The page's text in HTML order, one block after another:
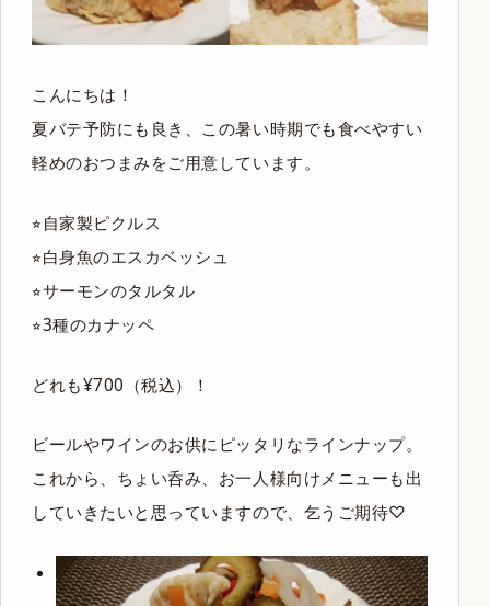
こんにちは！
夏バテ予防にも良き、この暑い時期でも食べやすい
軽めのおつまみをご用意しています。
⭐︎自家製ピクルス
⭐︎白身魚のエスカベッシュ
⭐︎サーモンのタルタル
⭐︎3種のカナッペ
どれも¥700（税込）！
ビールやワインのお供にピッタリなラインナップ。
これから、ちょい呑み、お一人様向けメニューも出
していきたいと思っていますので、乞うご期待♡